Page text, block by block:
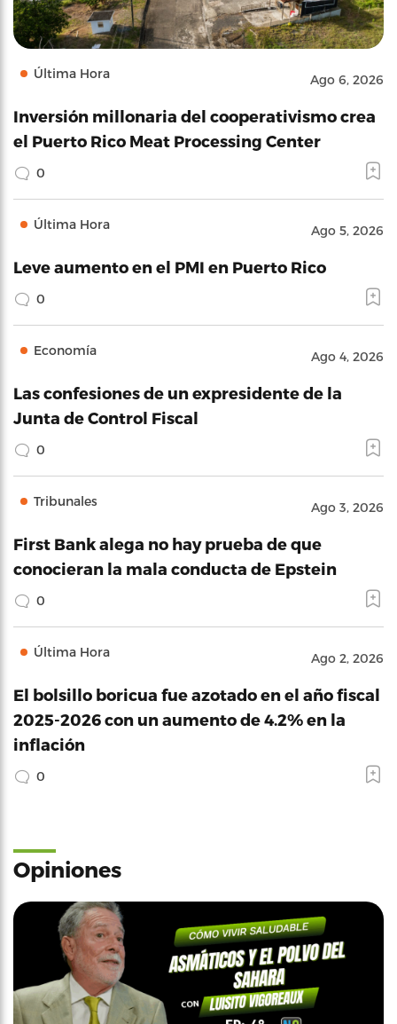
Última Hora Ago 6, 2026
Inversión millonaria del cooperativismo crea
el Puerto Rico Meat Processing Center
0
Última Hora Ago 5, 2026
Leve aumento en el PMI en Puerto Rico
0
Economía Ago 4, 2026
Las confesiones de un expresidente de la
Junta de Control Fiscal
0
Tribunales Ago 3, 2026
First Bank alega no hay prueba de que
conocieran la mala conducta de Epstein
0
Última Hora Ago 2, 2026
El bolsillo boricua fue azotado en el año fiscal
2025-2026 con un aumento de 4.2% en la
inflación
0
Opiniones